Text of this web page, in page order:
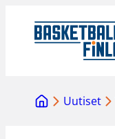
sisältöön
Uutiset